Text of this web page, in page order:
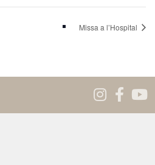
Missa a l’Hospital